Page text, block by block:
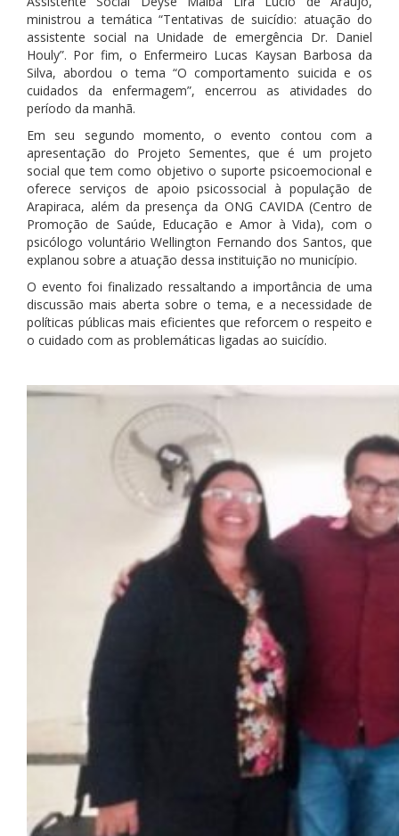
ministrou a temática “Tentativas de suicídio: atuação do
assistente social na Unidade de emergência Dr. Daniel
Houly”. Por fim, o Enfermeiro Lucas Kaysan Barbosa da
Silva, abordou o tema “O comportamento suicida e os
cuidados da enfermagem”, encerrou as atividades do
período da manhã.
Em seu segundo momento, o evento contou com a
apresentação do Projeto Sementes, que é um projeto
social que tem como objetivo o suporte psicoemocional e
oferece serviços de apoio psicossocial à população de
Arapiraca, além da presença da ONG CAVIDA (Centro de
Promoção de Saúde, Educação e Amor à Vida), com o
psicólogo voluntário Wellington Fernando dos Santos, que
explanou sobre a atuação dessa instituição no município.
O evento foi finalizado ressaltando a importância de uma
discussão mais aberta sobre o tema, e a necessidade de
políticas públicas mais eficientes que reforcem o respeito e
o cuidado com as problemáticas ligadas ao suicídio.